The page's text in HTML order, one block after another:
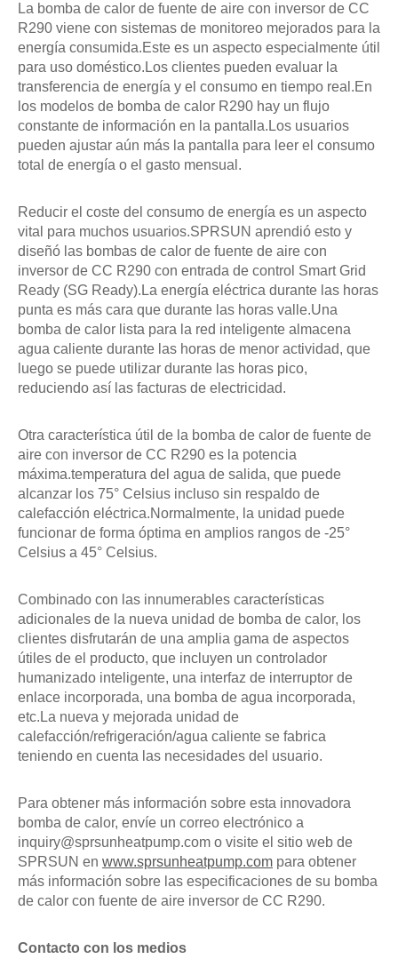
La bomba de calor de fuente de aire con inversor de CC
R290 viene con sistemas de monitoreo mejorados para la
energía consumida.Este es un aspecto especialmente útil
para uso doméstico.Los clientes pueden evaluar la
transferencia de energía y el consumo en tiempo real.En
los modelos de bomba de calor R290 hay un flujo
constante de información en la pantalla.Los usuarios
pueden ajustar aún más la pantalla para leer el consumo
total de energía o el gasto mensual.
Reducir el coste del consumo de energía es un aspecto
vital para muchos usuarios.SPRSUN aprendió esto y
diseñó las bombas de calor de fuente de aire con
inversor de CC R290 con entrada de control Smart Grid
Ready (SG Ready).La energía eléctrica durante las horas
punta es más cara que durante las horas valle.Una
bomba de calor lista para la red inteligente almacena
agua caliente durante las horas de menor actividad, que
luego se puede utilizar durante las horas pico,
reduciendo así las facturas de electricidad.
Otra característica útil de la bomba de calor de fuente de
aire con inversor de CC R290 es la potencia
máxima.temperatura del agua de salida, que puede
alcanzar los 75° Celsius incluso sin respaldo de
calefacción eléctrica.Normalmente, la unidad puede
funcionar de forma óptima en amplios rangos de -25°
Celsius a 45° Celsius.
Combinado con las innumerables características
adicionales de la nueva unidad de bomba de calor, los
clientes disfrutarán de una amplia gama de aspectos
útiles de el producto, que incluyen un controlador
humanizado inteligente, una interfaz de interruptor de
enlace incorporada, una bomba de agua incorporada,
etc.La nueva y mejorada unidad de
calefacción/refrigeración/agua caliente se fabrica
teniendo en cuenta las necesidades del usuario.
Para obtener más información sobre esta innovadora
bomba de calor, envíe un correo electrónico a
inquiry@sprsunheatpump.com o visite el sitio web de
SPRSUN en www.sprsunheatpump.com para obtener
más información sobre las especificaciones de su bomba
de calor con fuente de aire inversor de CC R290.
Contacto con los medios